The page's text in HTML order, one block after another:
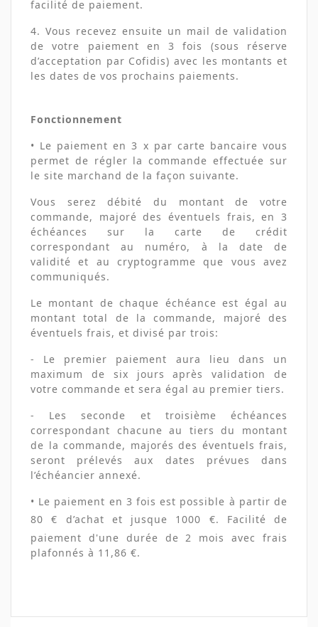
facilité de paiement.
4. Vous recevez ensuite un mail de validation
de votre paiement en 3 fois (sous réserve
d’acceptation par Cofidis) avec les montants et
les dates de vos prochains paiements.
Fonctionnement
• Le paiement en 3 x par carte bancaire vous
permet de régler la commande effectuée sur
le site marchand de la façon suivante.
Vous serez débité du montant de votre
commande, majoré des éventuels frais, en 3
échéances sur la carte de crédit
correspondant au numéro, à la date de
validité et au cryptogramme que vous avez
communiqués.
Le montant de chaque échéance est égal au
montant total de la commande, majoré des
éventuels frais, et divisé par trois:
- Le premier paiement aura lieu dans un
maximum de six jours après validation de
votre commande et sera égal au premier tiers.
- Les seconde et troisième échéances
correspondant chacune au tiers du montant
de la commande, majorés des éventuels frais,
seront prélevés aux dates prévues dans
l’échéancier annexé.
• Le paiement en 3 fois est possible à partir de
80 € d’achat et jusque 1000 €. Facilité de
paiement d'une durée de 2 mois avec frais
plafonnés à 11,86 €.